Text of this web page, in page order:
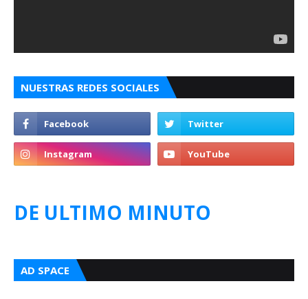
NUESTRAS REDES SOCIALES
DE ULTIMO MINUTO
AD SPACE